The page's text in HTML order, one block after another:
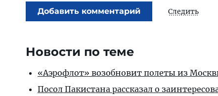
Добавить комментарий Следить
Новости по теме
«Аэрофлот» возобновит полеты из
Посол Пакистана рассказал о